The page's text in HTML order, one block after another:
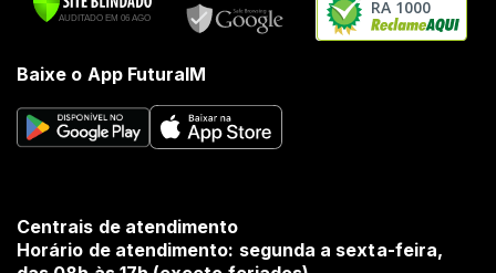
RA 1000
Baixe o App FuturaIM
Centrais de atendimento
Horário de atendimento: segunda a sexta-feira,